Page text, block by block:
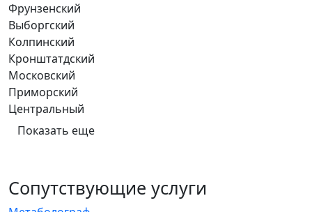
Фрунзенский
Выборгский
Колпинский
Кронштатдский
Московский
Приморский
Центральный
Показать еще
Сопутствующие услуги